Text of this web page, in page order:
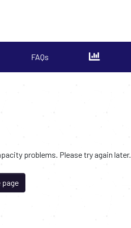
FAQs
problems. Please try again later.
page